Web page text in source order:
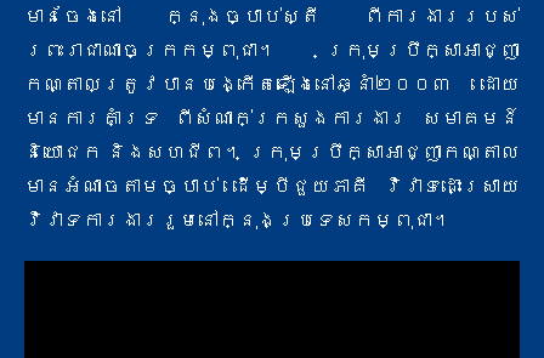
មានចែងនៅ ក្នុងច្បាប់ស្តី ពីការងារ​របស់
ព្រះរាជាណាចក្រកម្ពុជា។ ក្រុមប្រឹក្សាអាជ្ញា
កណ្តាលត្រូវបានបង្កើតឡើងនៅឆ្នាំ២០០៣ ដោយ
មានការគាំទ្រ ពីសំណាក់​ក្រសួងការងារ សមាគមន៍
និយោជក និងសហជីព។ ក្រុមប្រឹក្សាអាជ្ញាកណ្តាល
មានអំណាចតាមច្បាប់ ដើម្បីជួយភាគី វិវាទ​ដោះស្រាយ
វិវាទការងាររួមនៅក្នុងប្រទេសកម្ពុជា។